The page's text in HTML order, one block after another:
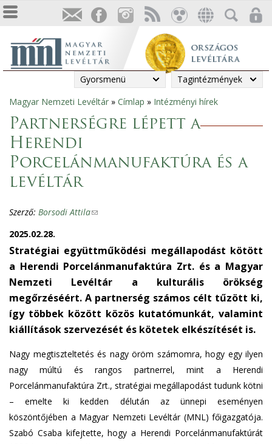
Gyorsmenü Tagintézmények
Jelenlegi
hely
Magyar Nemzeti Levéltár » Címlap » Intézményi hírek
Partnerségre lépett a
Herendi
Porcelánmanufaktúra és a
levéltár
Szerző: Borsodi Attila(
n
k
s
e
n
d
e
m
a
i
l
2025.02.28.
Stratégiai együttműködési megállapodást kötött
a Herendi Porcelánmanufaktúra Zrt. és a Magyar
Nemzeti Levéltár a kulturális örökség
megőrzéséért. A partnerség számos célt tűzött ki,
így többek között közös kutatómunkát, valamint
kiállítások szervezését és kötetek elkészítését is.
Nagy megtiszteltetés és nagy öröm számomra, hogy egy ilyen
nagy múltú és rangos partnerrel, mint a Herendi
Porcelánmanufaktúra Zrt., stratégiai megállapodást tudunk kötni
– emelte ki kedden délután az ünnepi eseményen
köszöntőjében a Magyar Nemzeti Levéltár (MNL) főigazgatója.
Szabó Csaba kifejtette, hogy a Herendi Porcelánmanufaktúrát